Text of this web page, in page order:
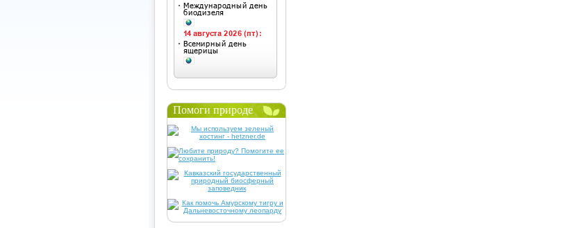
Помоги природе